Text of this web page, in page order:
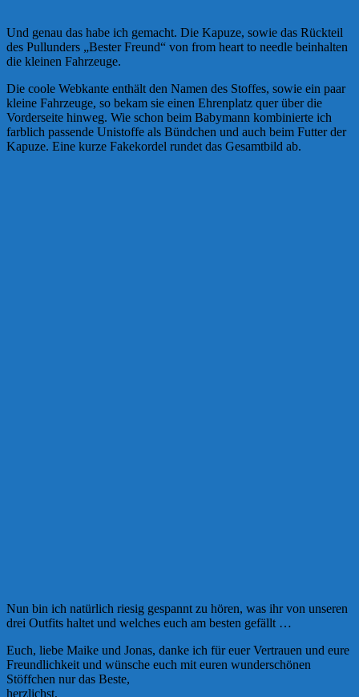
Und genau das habe ich gemacht. Die Kapuze, sowie das Rückteil
des Pullunders „Bester Freund“ von from heart to needle beinhalten
die kleinen Fahrzeuge.
Die coole Webkante enthält den Namen des Stoffes, sowie ein paar
kleine Fahrzeuge, so bekam sie einen Ehrenplatz quer über die
Vorderseite hinweg. Wie schon beim Babymann kombinierte ich
farblich passende Unistoffe als Bündchen und auch beim Futter der
Kapuze. Eine kurze Fakekordel rundet das Gesamtbild ab.
Nun bin ich natürlich riesig gespannt zu hören, was ihr von unseren
drei Outfits haltet und welches euch am besten gefällt …
Euch, liebe Maike und Jonas, danke ich für euer Vertrauen und eure
Freundlichkeit und wünsche euch mit euren wunderschönen
Stöffchen nur das Beste,
herzlichst,